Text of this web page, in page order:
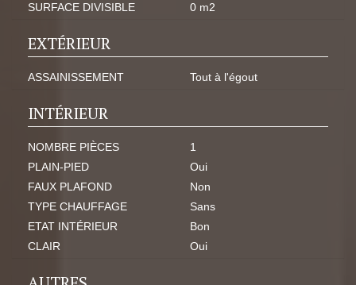
SURFACE DIVISIBLE
0 m2
EXTÉRIEUR
ASSAINISSEMENT Tout à l'égout
INTÉRIEUR
NOMBRE PIÈCES
1
PLAIN-PIED
Oui
FAUX PLAFOND
Non
TYPE CHAUFFAGE
Sans
ETAT INTÉRIEUR
Bon
CLAIR
Oui